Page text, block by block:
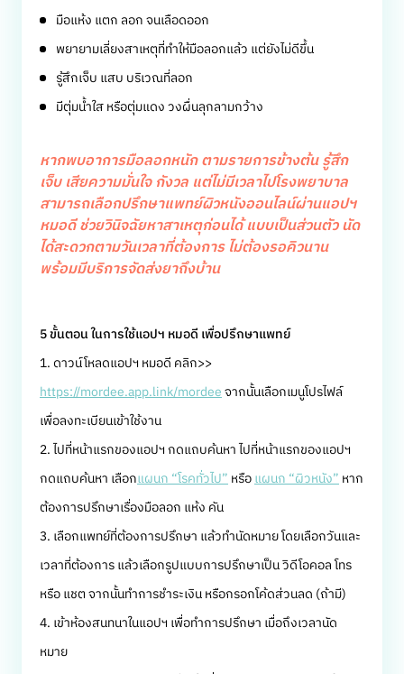
มือแห้ง แตก ลอก จนเลือดออก
พยายามเลี่ยงสาเหตุที่ทำให้มือลอกแล้ว แต่ยังไม่ดีขึ้น
รู้สึกเจ็บ แสบ บริเวณที่ลอก
มีตุ่มน้ำใส หรือตุ่มแดง วงผื่นลุกลามกว้าง
หากพบอาการมือลอกหนัก ตามรายการข้างต้น รู้สึก
เจ็บ เสียความมั่นใจ กังวล แต่ไม่มีเวลาไปโรงพยาบาล
สามารถเลือกปรึกษาแพทย์ผิวหนังออนไลน์ผ่านแอปฯ
หมอดี ช่วยวินิจฉัยหาสาเหตุก่อนได้ แบบเป็นส่วนตัว นัด
ได้สะดวกตามวันเวลาที่ต้องการ ไม่ต้องรอคิวนาน
พร้อมมีบริการจัดส่งยาถึงบ้าน
5 ขั้นตอน ในการใช้แอปฯ หมอดี เพื่อปรึกษาแพทย์
1. ดาวน์โหลดแอปฯ หมอดี คลิก>>
https://mordee.app.link/mordeeจากนั้นเลือกเมนูโปรไฟล์
เพื่อลงทะเบียนเข้าใช้งาน
2. ไปที่หน้าแรกของแอปฯ กดแถบค้นหา ไปที่หน้าแรกของแอปฯ
กดแถบค้นหา เลือกแผนก “โรคทั่วไป”หรือแผนก “ผิวหนัง”หาก
ต้องการปรึกษาเรื่องมือลอก แห้ง คัน
3. เลือกแพทย์ที่ต้องการปรึกษา แล้วทำนัดหมาย โดยเลือกวันและ
เวลาที่ต้องการ แล้วเลือกรูปแบบการปรึกษาเป็น วิดีโอคอล โทร
หรือ แชต จากนั้นทำการชำระเงิน หรือกรอกโค้ดส่วนลด (ถ้ามี)
4. เข้าห้องสนทนาในแอปฯ เพื่อทำการปรึกษา เมื่อถึงเวลานัด
หมาย